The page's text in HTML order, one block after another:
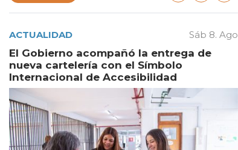
ACTUALIDAD Sáb 8. Ago
El Gobierno acompañó la entrega de
nueva cartelería con el Símbolo
Internacional de Accesibilidad